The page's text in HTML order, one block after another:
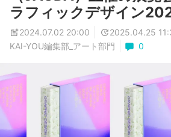
ラフィックデザイン
2024.07.02 20:00
2025.04.25
KAI-YOU編集部_アート部門
0